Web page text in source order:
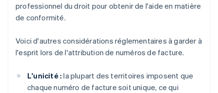
professionnel du droit pour obtenir de l'aide en matière
de conformité.
Voici d'autres considérations réglementaires à garder à
l'esprit lors de l'attribution de numéros de facture.
L'unicité : la plupart des territoires imposent que
chaque numéro de facture soit unique, ce qui